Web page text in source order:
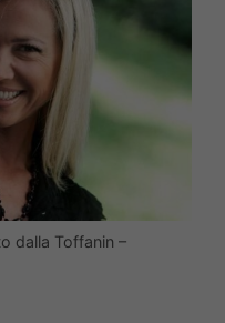
dalla Toffanin –